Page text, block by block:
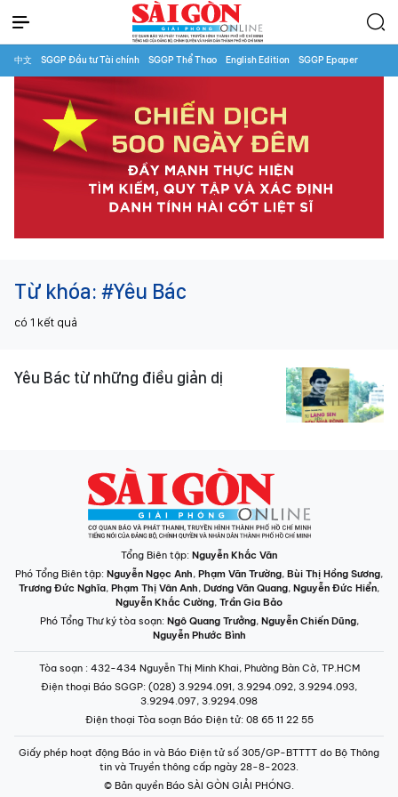
中文 SGGP Đầu tư Tài chính SGGP Thể Thao English Edition SGGP Epaper
Từ khóa: #Yêu Bác
có 1 kết quả
Yêu Bác từ những điều giản dị
Tổng Biên tập: Nguyễn Khắc Văn
Phó Tổng Biên tập: Nguyễn Ngọc Anh, Phạm Văn Trường, Bùi Thị Hồng Sương,
Trương Đức Nghĩa, Phạm Thị Vân Anh, Dương Văn Quang, Nguyễn Đức Hiển,
Nguyễn Khắc Cường, Trần Gia Bảo
Phó Tổng Thư ký tòa soạn: Ngô Quang Trưởng, Nguyễn Chiến Dũng,
Nguyễn Phước Bình
Tòa soạn : 432-434 Nguyễn Thị Minh Khai, Phường Bàn Cờ, TP.HCM
Điện thoại Báo SGGP: (028) 3.9294.091, 3.9294.092, 3.9294.093,
3.9294.097, 3.9294.098
Điện thoại Tòa soạn Báo Điện tử: 08 65 11 22 55
Giấy phép hoạt động Báo in và Báo Điện tử số 305/GP-BTTTT do Bộ Thông
tin và Truyền thông cấp ngày 28-8-2023.
© Bản quyền Báo SÀI GÒN GIẢI PHÓNG.